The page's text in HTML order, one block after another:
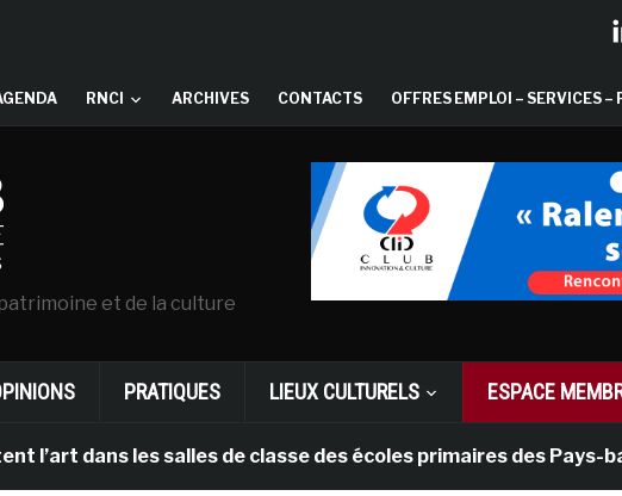
RNCI ARCHIVES CONTACTS OFFRES EMPLOI – SERVICES –
et de la culture
PRATIQUES LIEUX CULTURELS ESPACE
l’art dans les salles de classe des écoles primaires des Pays-bas